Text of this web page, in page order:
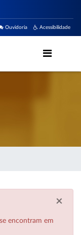
Acessibilidade
Ouvidoria
×
encontram em